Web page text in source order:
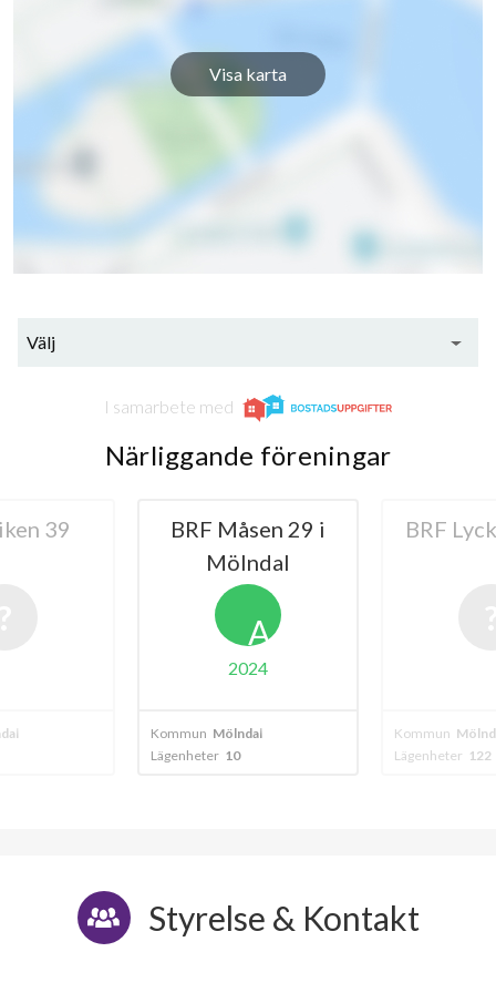
Visa karta
Välj
I samarbete med
Närliggande föreningar
29 i
BRF Lyckegården
Kommun Mölndal
Lägenheter 122
Kommun
Lägenheter 14
Styrelse & Kontakt